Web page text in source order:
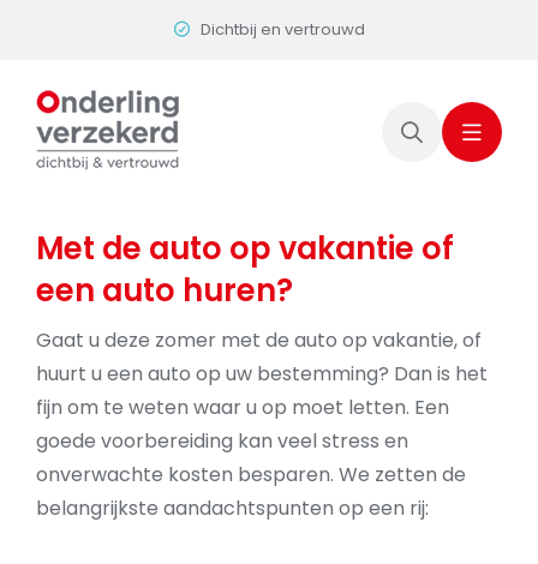
Dichtbij en vertrouwd
Met de auto op vakantie of
een auto huren?
Gaat u deze zomer met de auto op vakantie, of
huurt u een auto op uw bestemming? Dan is het
fijn om te weten waar u op moet letten. Een
goede voorbereiding kan veel stress en
onverwachte kosten besparen. We zetten de
belangrijkste aandachtspunten op een rij: